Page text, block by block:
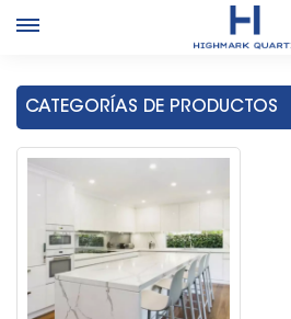
Gabinete De Losa Blanca De
Moderna
CATEGORÍAS DE PRODUCTOS